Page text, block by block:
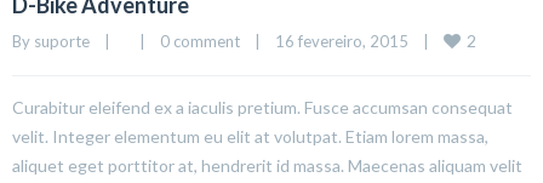
By suporte 0 comment 16 fevereiro, 2015 2
Curabitur eleifend ex a iaculis pretium. Fusce accumsan consequat
velit. Integer elementum eu elit at volutpat. Etiam lorem massa,
aliquet eget porttitor at, hendrerit id massa. Maecenas aliquam velit